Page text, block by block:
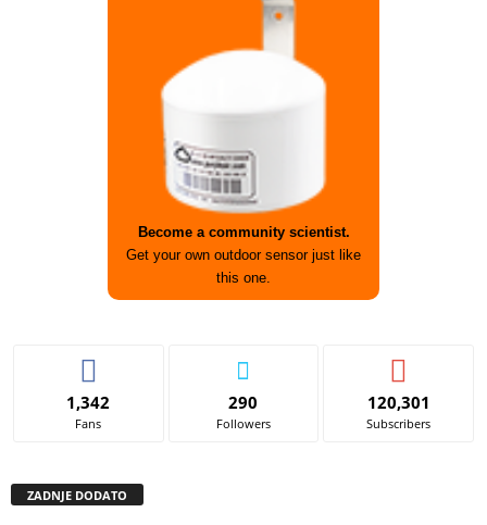
Become a community scientist.
Get your own outdoor sensor just like
this one.
1,342
Fans
290
Followers
120,301
Subscribers
ZADNJE DODATO